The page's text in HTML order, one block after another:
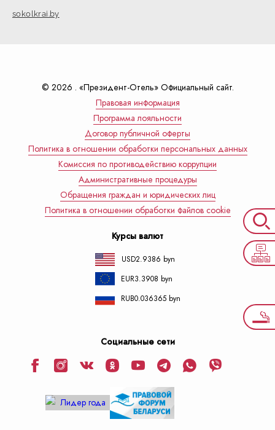
sokolkrai.by
© 2026 . «Президент-Отель» Официальный сайт.
Правовая информация
Программа лояльности
Договор публичной оферты
Политика в отношении обработки персональных данных
Комиссия по противодействию коррупции
Административные процедуры
Обращения граждан и юридических лиц
Политика в отношении обработки файлов cookie
Курсы валют
USD2.9386 byn
EUR3.3908 byn
RUB0.036365 byn
Социальные сети